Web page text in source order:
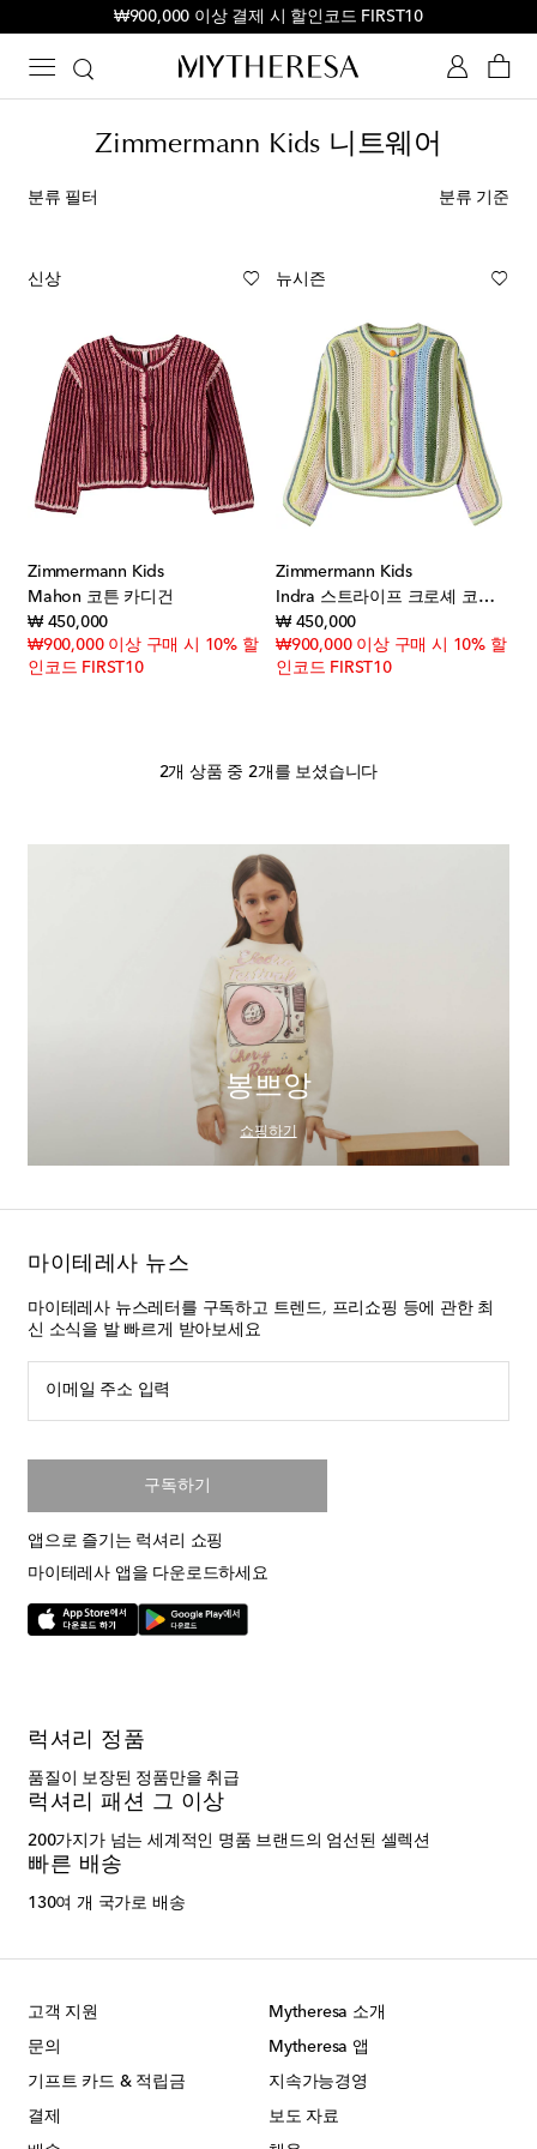
₩900,000 이상 결제 시 할인코드 FIRST10
Zimmermann Kids 니트웨어
분류 필터 분류 기준
신상
Zimmermann Kids
Mahon 코튼 카디건
₩ 450,000original price
₩900,000 이상 구매 시 10% 할
인코드 FIRST10
뉴시즌
Zimmermann Kids
Indra 스트라이프 크로셰 코튼 카디건
₩ 450,000original price
₩900,000 이상 구매 시 10% 할
인코드 FIRST10
2개 상품 중 2개를 보셨습니다
봉쁘앙
쇼핑하기
마이테레사 뉴스
마이테레사 뉴스레터를 구독하고 트렌드, 프리쇼핑 등에 관한 최
신 소식을 발 빠르게 받아보세요
이메일 주소 입력
구독하기
앱으로 즐기는 럭셔리 쇼핑
마이테레사 앱을 다운로드하세요
럭셔리 정품
품질이 보장된 정품만을 취급
럭셔리 패션 그 이상
200가지가 넘는 세계적인 명품 브랜드의 엄선된 셀렉션
빠른 배송
130여 개 국가로 배송
고객 지원
문의
기프트 카드 & 적립금
결제
Mytheresa 소개
Mytheresa 앱
지속가능경영
보도 자료